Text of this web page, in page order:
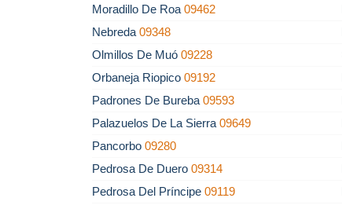
Moradillo De Roa 09462
Nebreda 09348
Olmillos De Muó 09228
Orbaneja Riopico 09192
Padrones De Bureba 09593
Palazuelos De La Sierra 09649
Pancorbo 09280
Pedrosa De Duero 09314
Pedrosa Del Príncipe 09119